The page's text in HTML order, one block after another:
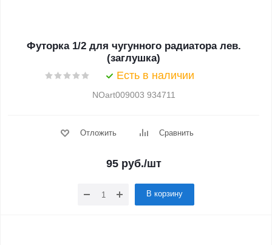
Футорка 1/2 для чугунного радиатора лев.
(заглушка)
Есть в наличии
NOart009003 934711
Отложить Сравнить
95 руб./шт
В корзину